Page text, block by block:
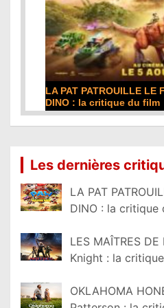
LA PAT PATROUILLE LE
DINO : la critique du film
Les dernières
LA PAT
DINO : la critique
LES MAÎTRES DE
Knight : la
OKLAHOMA